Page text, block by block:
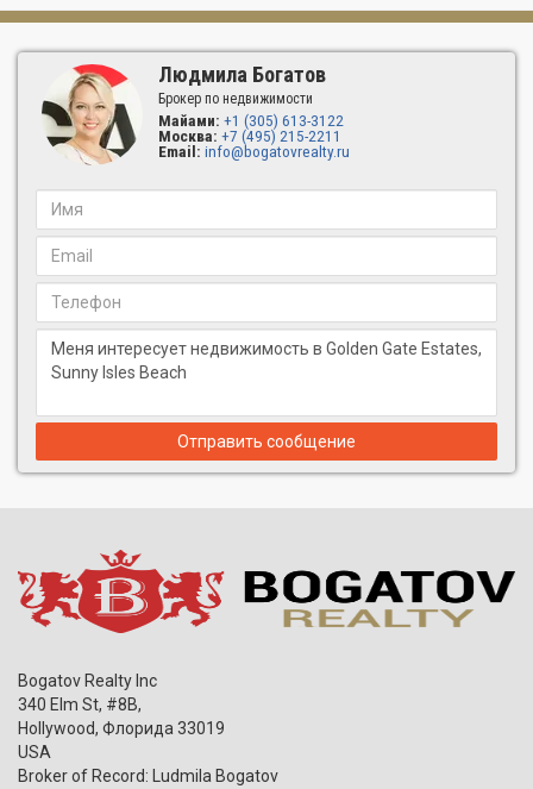
Людмила Богатов
Брокер по недвижимости
Майами: +1 (305) 613-3122
Москва: +7 (495) 215-2211
Email: info@bogatovrealty.ru
Отправить сообщение
Bogatov Realty Inc
340 Elm St, #8B,
Hollywood, Флорида 33019
USA
Broker of Record: Ludmila Bogatov